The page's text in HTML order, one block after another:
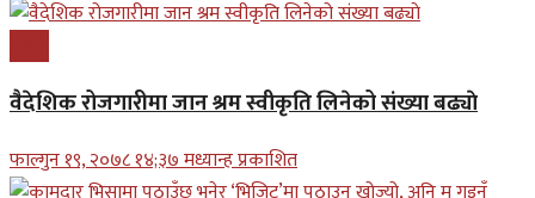
वैदेशिक रोजगारीमा जान श्रम स्वीकृति लिनेको संख्या बढ्याे
फाल्गुन १९, २०७८ १४;३७ मध्यान्ह प्रकाशित